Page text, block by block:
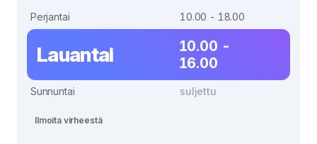
Perjantai
10.00 - 18.00
Lauantai
10.00 -
16.00
Sunnuntai suljettu
Ilmoita virheestä